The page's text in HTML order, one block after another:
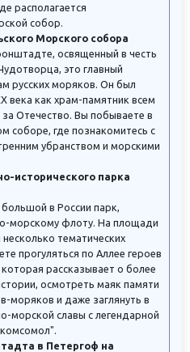
располагается
собор.
Морского собора
освященный в честь
это главный
русских моряков. Он был
века как храм-памятник всем
Отечество. Вы побываете в
соборе, где познакомитесь с
убранством и морскими
исторического парка
в России парк,
морскому флоту. На площади
несколько тематических
прогуляться по Аллее героев
рассказывает о более
осмотреть маяк памяти
моряков и даже заглянуть в
морской славы с легендарной
в Петергоф на